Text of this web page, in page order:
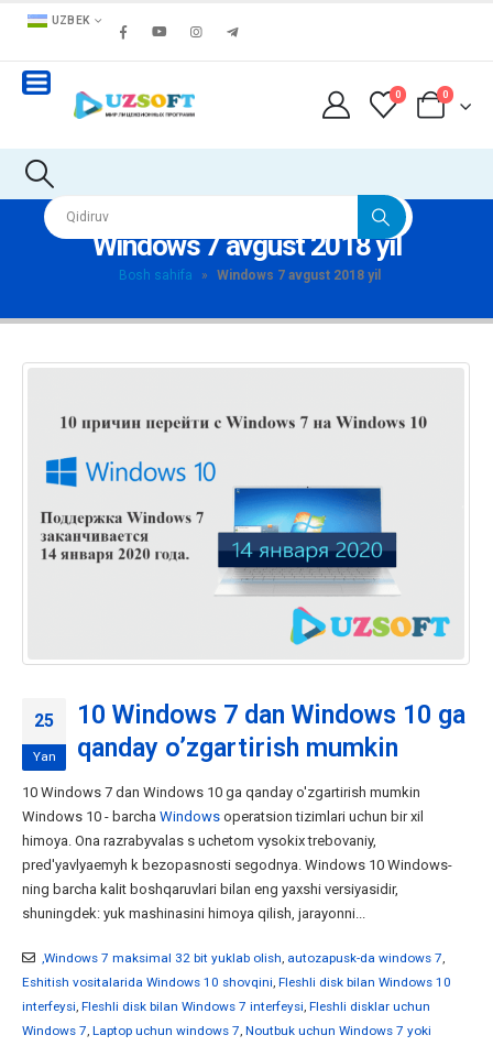
UZBEK
0 0
Windows 7 avgust 2018 yil
Bosh sahifa » Windows 7 avgust 2018 yil
25
Yan
10 Windows 7 dan Windows 10 ga
qanday o’zgartirish mumkin
10 Windows 7 dan Windows 10 ga qanday o'zgartirish mumkin
Windows 10 - barcha Windows operatsion tizimlari uchun bir xil
himoya. Ona razrabyvalas s uchetom vysokix trebovaniy,
pred'yavlyaemyh k bezopasnosti segodnya. Windows 10 Windows-
ning barcha kalit boshqaruvlari bilan eng yaxshi versiyasidir,
shuningdek: yuk mashinasini himoya qilish, jarayonni...
,Windows 7 maksimal 32 bit yuklab olish, autozapusk-da windows 7,
Eshitish vositalarida Windows 10 shovqini, Fleshli disk bilan Windows 10
interfeysi, Fleshli disk bilan Windows 7 interfeysi, Fleshli disklar uchun
Windows 7, Laptop uchun windows 7, Noutbuk uchun Windows 7 yoki